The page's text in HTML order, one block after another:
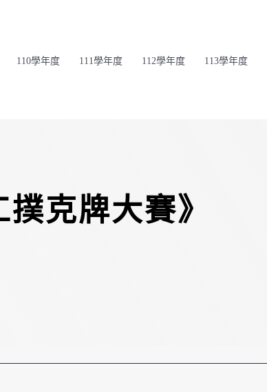
110學年度 111學年度 112學年度 113學年度
克牌大賽》